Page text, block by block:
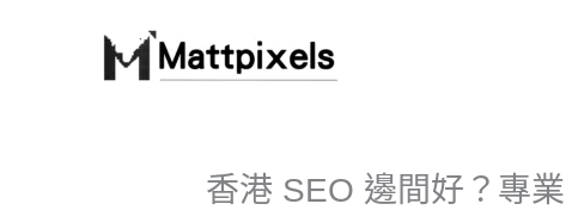
香港 SEO 邊間好？專